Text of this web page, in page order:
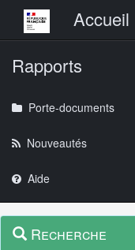
Menu principalAccueil
Rapports
Porte-documents
Nouveautés
Aide
Navigation
Menu
contextuel
Recherche